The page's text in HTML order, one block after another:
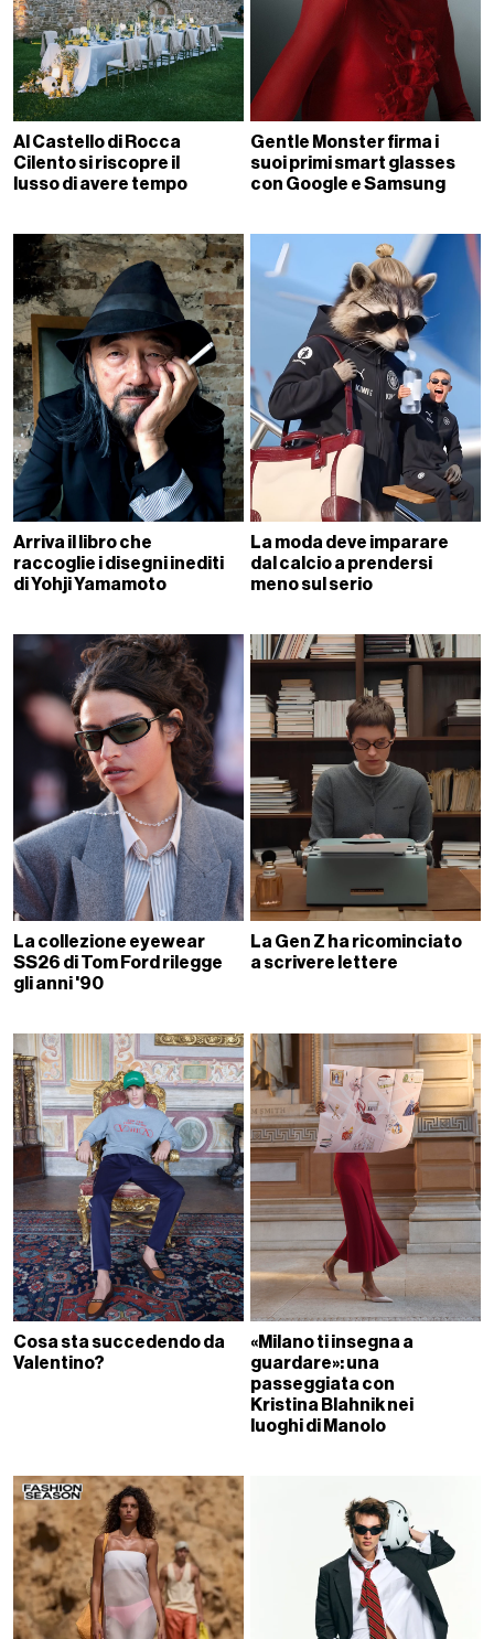
Al Castello di Rocca
Cilento si riscopre il
lusso di avere tempo
Gentle Monster firma i
suoi primi smart glasses
con Google e Samsung
Arriva il libro che
raccoglie i disegni inediti
di Yohji Yamamoto
La moda deve imparare
dal calcio a prendersi
meno sul serio
La collezione eyewear
SS26 di Tom Ford rilegge
gli anni '90
La Gen Z ha ricominciato
a scrivere lettere
Cosa sta succedendo da
Valentino?
«Milano ti insegna a
guardare»: una
passeggiata con
Kristina Blahnik nei
luoghi di Manolo